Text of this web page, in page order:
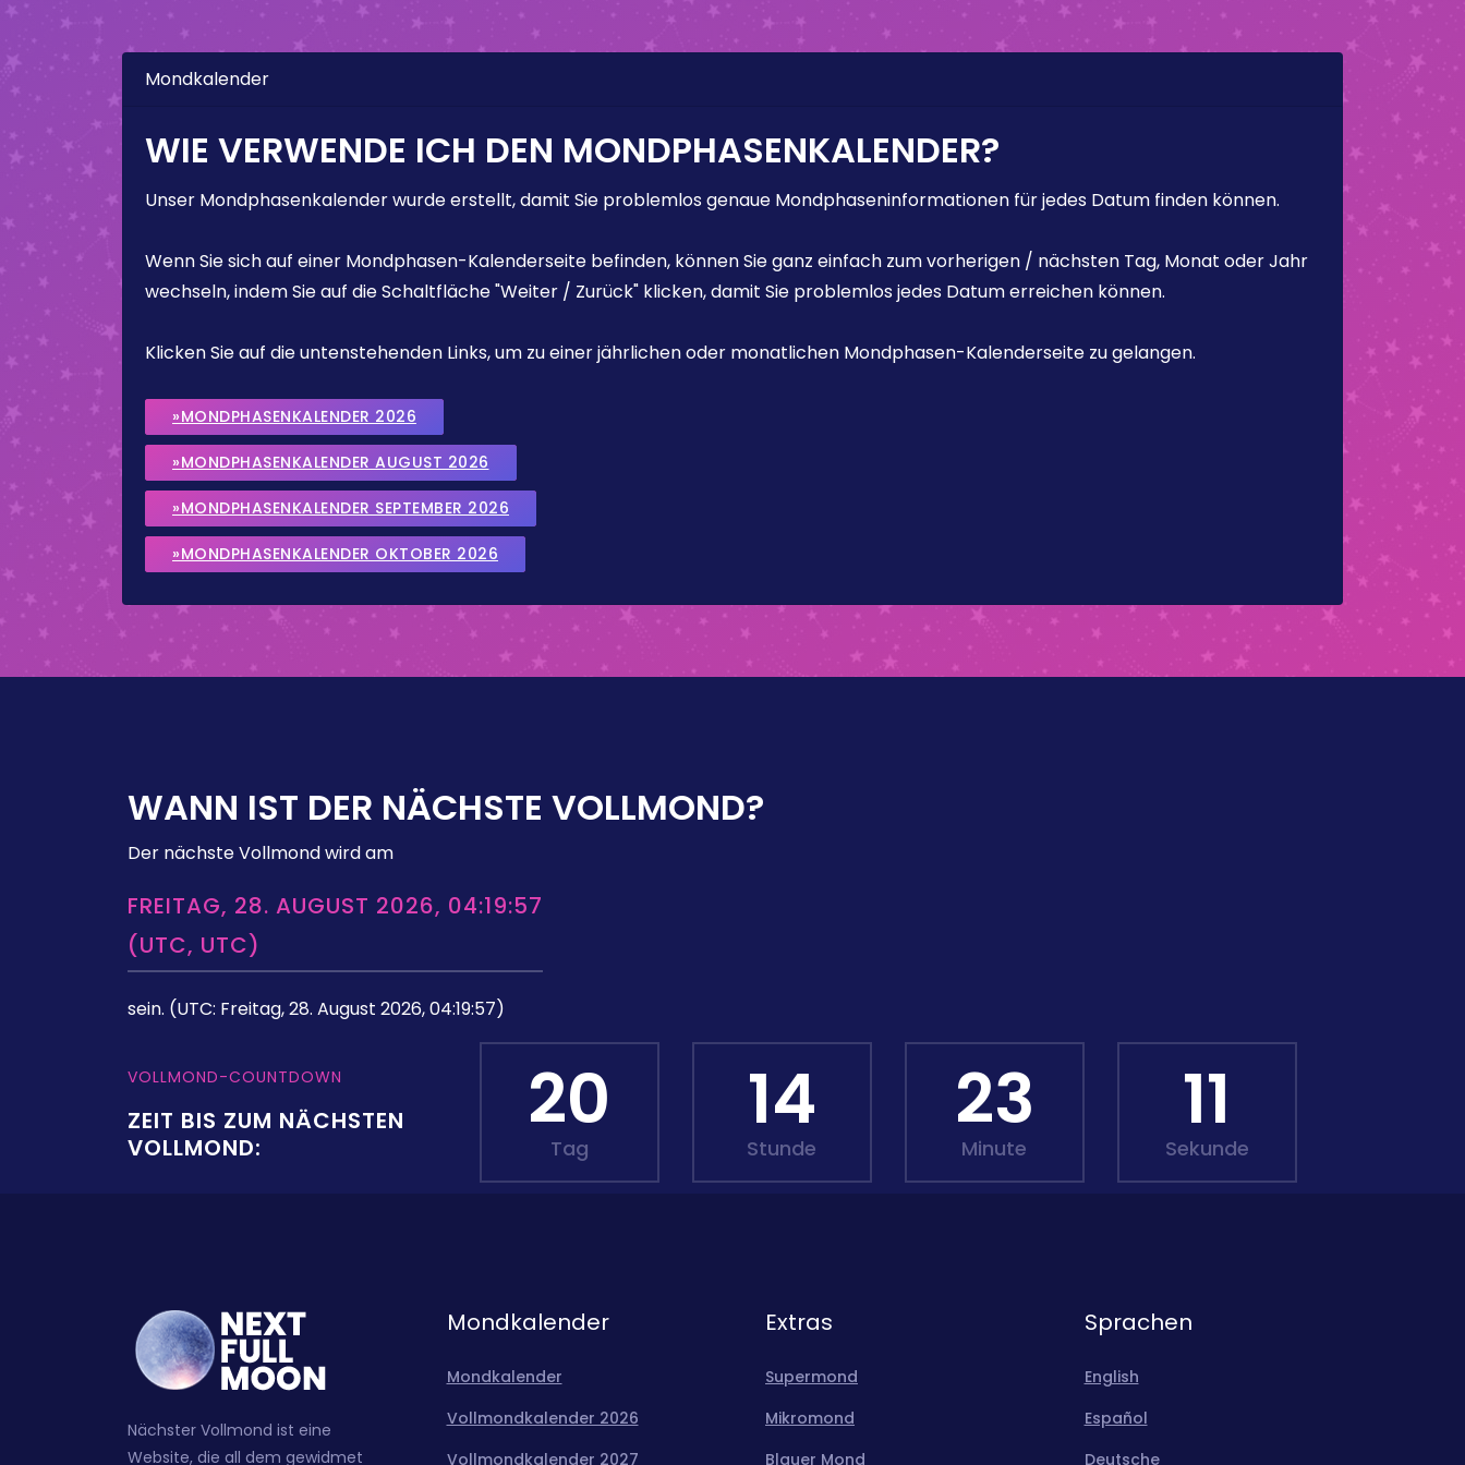
Mondkalender
WIE VERWENDE ICH DEN MONDPHASENKALENDER?
Unser Mondphasenkalender wurde erstellt, damit Sie problemlos genaue Mondphaseninformationen für jedes Datum finden können.
Wenn Sie sich auf einer Mondphasen-Kalenderseite befinden, können Sie ganz einfach zum vorherigen / nächsten Tag, Monat oder Jahr
wechseln, indem Sie auf die Schaltfläche "Weiter / Zurück" klicken, damit Sie problemlos jedes Datum erreichen können.
Klicken Sie auf die untenstehenden Links, um zu einer jährlichen oder monatlichen Mondphasen-Kalenderseite zu gelangen.
»MONDPHASENKALENDER 2026
»MONDPHASENKALENDER AUGUST 2026
»MONDPHASENKALENDER SEPTEMBER 2026
»MONDPHASENKALENDER OKTOBER 2026
WANN IST DER NÄCHSTE VOLLMOND?
Der nächste Vollmond wird am
FREITAG, 28. AUGUST 2026, 04:19:57
(UTC, UTC)
sein. (UTC: Freitag, 28. August 2026, 04:19:57)
VOLLMOND-COUNTDOWN
ZEIT BIS ZUM NÄCHSTEN
VOLLMOND:
20
Tag
14
Stunde
23
Minute
10
Sekunde
Nächster Vollmond ist eine
Website, die all dem gewidmet
Mondkalender
Mondkalender
Vollmondkalender 2026
Vollmondkalender 2027
Extras
Supermond
Mikromond
Blauer Mond
Sprachen
English
Español
Deutsche